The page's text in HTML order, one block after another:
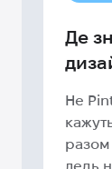
Де
Не